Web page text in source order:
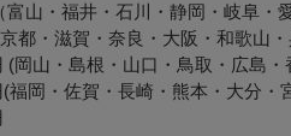
山・福井・石川・静岡・岐阜・
都・滋賀・奈良・大阪・和歌山・
(岡山・島根・山口・鳥取・広島・
福岡・佐賀・長崎・熊本・大分・